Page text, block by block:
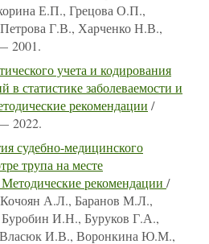
Е.П., Грецова О.П.,
Г.В., Харченко Н.В.,
2001.
учета и кодирования
в статистике заболеваемости и
рекомендации /
2022.
судебно-медицинского
трупа на месте
рекомендации /
А.Л., Баранов М.Л.,
И.Н., Буруков Г.А.,
И.В., Воронкина Ю.М.,